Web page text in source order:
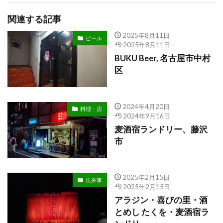
関連する記事
ビール
2025年8月11日
2025年8月11日
BUKU Beer, 名古屋市中村
区
料理・店
2024年4月20日
2024年9月16日
麦酒宿ランドリー、藤沢
市
出来事
2025年2月15日
2025年2月15日
アラジン・喜びの里・酒
とめし たくを・麦酒宿ラ